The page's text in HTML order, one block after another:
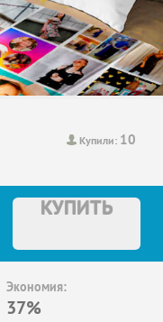
Купили: 10
КУПИТЬ
Экономия:
37%